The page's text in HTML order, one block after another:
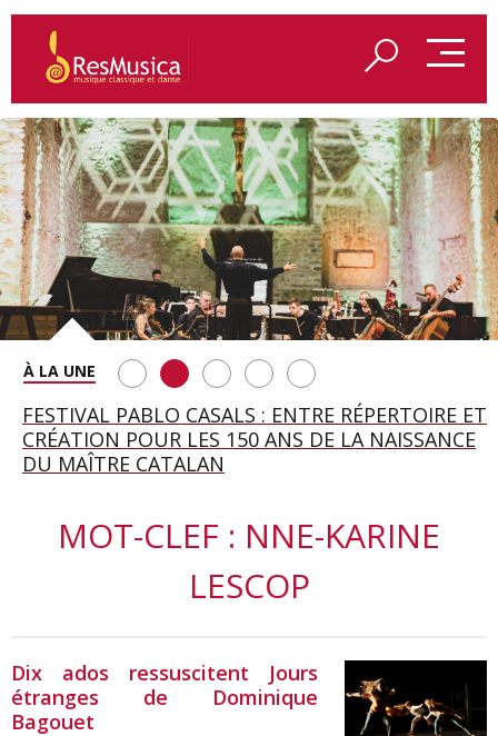
SAINT FRANÇOIS D’ASSISE À SALZBOURG, UNE
SOIRÉE IMMENSE PORTÉE PAR ROMEO
CASTELLUCCI ET MAXIME PASCAL
FESTIVAL PABLO CASALS : ENTRE RÉPERTOIRE ET
CRÉATION POUR LES 150 ANS DE LA NAISSANCE
DU MAÎTRE CATALAN
A BAYREUTH, LE 150E ANNIVERSAIRE DU RING
WAGNÉRIEN GÉNÉRÉ PAR L’IA
BETSY JOLAS FÊTE SON CENTIÈME
ANNIVERSAIRE
GEORGE BENJAMIN : « MES PARENTS AVAIENT
CETTE EXIGENCE DE L’OBJET CISELÉ »
MOT-CLEF : NNE-KARINE
LESCOP
Dix ados ressuscitent Jours
étranges de Dominique
Bagouet